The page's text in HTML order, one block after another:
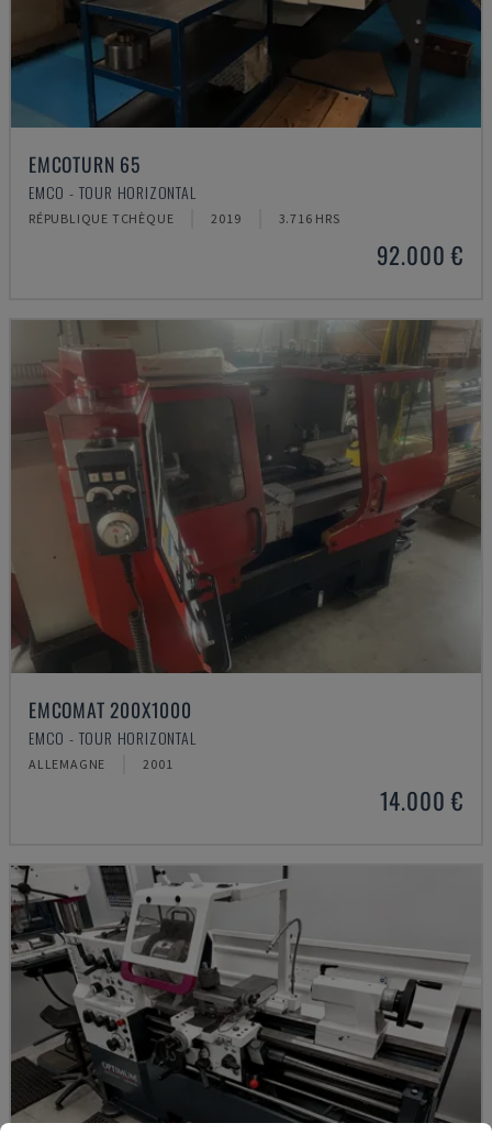
EMCOTURN 65
EMCO - TOUR HORIZONTAL
RÉPUBLIQUE TCHÈQUE 2019 3.716 HRS
92.000 €
EMCOMAT 200X1000
EMCO - TOUR HORIZONTAL
ALLEMAGNE 2001
14.000 €